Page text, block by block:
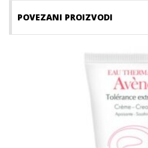
POVEZANI PROIZVODI